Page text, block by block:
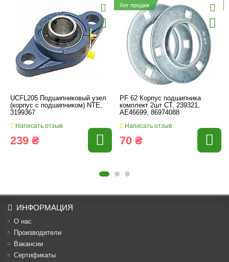
UCFL205 Подшипниковый узел
(корпус с подшипником) NTE,
3199367
Написать отзыв
239 ₴
Хит продаж
PF 62 Корпус подшипника
комплект 2шт CT, 239321,
AE46699, 86974088
Написать отзыв
70 ₴
ИНФОРМАЦИЯ
О нас
Производители
Вакансии
Cертификаты